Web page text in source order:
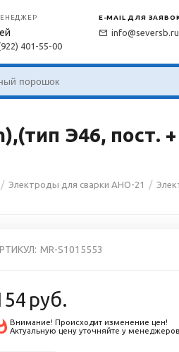
401-55-00
E-MAIL ДЛЯ
info@seversb.ru
Э46, пост.
/ Электроды для сварки АНО-21 /
MR-S1015553
руб.
Внимание! Происходит изменение цен!
Актуальную цену уточняйте у